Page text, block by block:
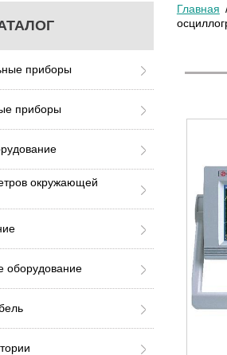
приборы
приборы
окружающей
оборудование
Главная